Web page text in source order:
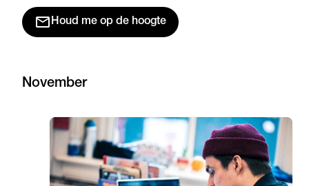
Houd me op de hoogte
November